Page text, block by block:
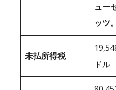
ュー
ッツ。
未払所得税
ドル